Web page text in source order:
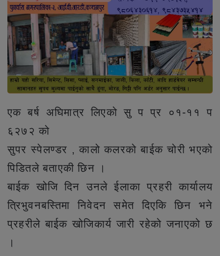
एक बर्ष अघिमात्र लिएको सु प प्र ०१-११ प
६२७२ को
सुपर स्पेलण्डर , कालो कलरको बाईक चोरी भएको
पिडितले बताएकी छिन ।
बाईक खोजि दिन उनले ईलाका प्रहरी कार्यालय
त्रिभुवनबस्तिमा निवेदन समेत दिएकि छिन भने
प्रहरीले बाईक खोजिकार्य जारी रहेको जनाएको छ
।